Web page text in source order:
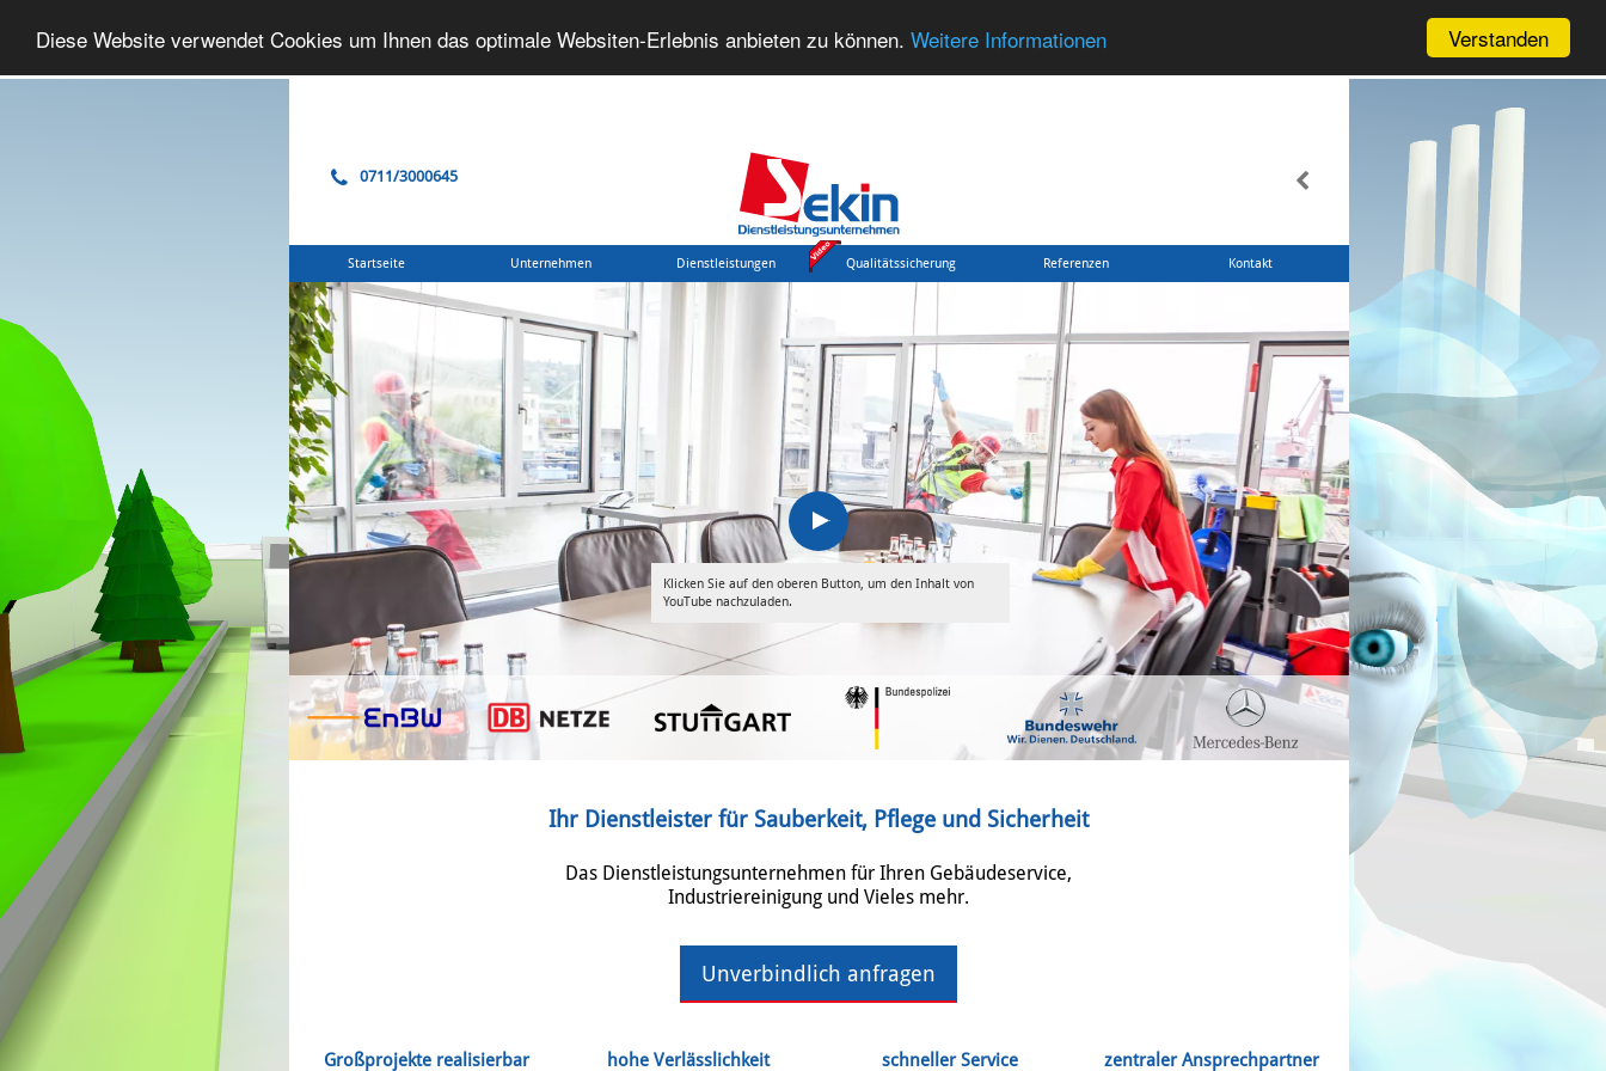
Verstanden
Diese Website verwendet Cookies um Ihnen das optimale Websiten-Erlebnis anbieten zu können. Weitere Informationen
0711/3000645
Startseite Unternehmen Dienstleistungen Qualitätssicherung Referenzen Kontakt
Klicken Sie auf den oberen Button, um den Inhalt von
YouTube nachzuladen.
Ihr Dienstleister für Sauberkeit, Pflege und Sicherheit
Das Dienstleistungsunternehmen für Ihren Gebäudeservice,
Industriereinigung und Vieles mehr.
Unverbindlich anfragen
Großprojekte realisierbar hohe Verlässlichkeit schneller Service zentraler Ansprechpartner